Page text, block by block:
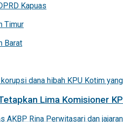
Kapuas
Timur
Barat
Lima Komisioner